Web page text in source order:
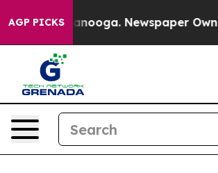
AGP PICKS Newspaper Owner